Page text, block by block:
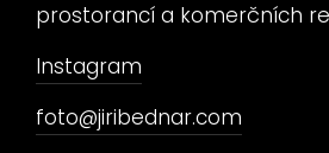
prostorancí a komerčních
Instagram
foto@jiribednar.com